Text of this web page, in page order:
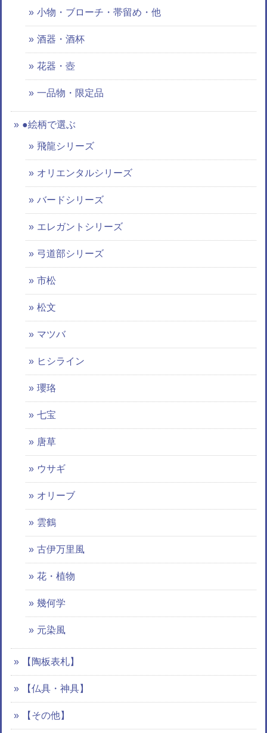
小物・ブローチ・帯留め・他
酒器・酒杯
花器・壺
一品物・限定品
●絵柄で選ぶ
飛龍シリーズ
オリエンタルシリーズ
バードシリーズ
エレガントシリーズ
弓道部シリーズ
市松
松文
マツバ
ヒシライン
瓔珞
七宝
唐草
ウサギ
オリーブ
雲鶴
古伊万里風
花・植物
幾何学
元染風
【陶板表札】
【仏具・神具】
【その他】